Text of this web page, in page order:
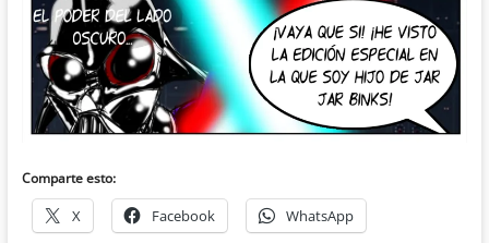
Comparte esto:
X Facebook WhatsApp